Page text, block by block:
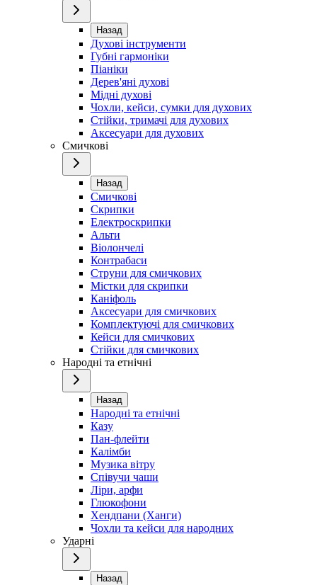
Назад
Духові інструменти
Губні гармоніки
Піаніки
Дерев'яні духові
Мідні духові
Чохли, кейси, сумки для духових
Стійки, тримачі для духових
Аксесуари для духових
Смичкові
Назад
Смичкові
Скрипки
Електроскрипки
Альти
Віолончелі
Контрабаси
Струни для смичкових
Містки для скрипки
Каніфоль
Аксесуари для смичкових
Комплектуючі для смичкових
Кейси для смичкових
Стійки для смичкових
Народні та етнічні
Назад
Народні та етнічні
Казу
Пан-флейти
Калімби
Музика вітру
Співучи чаши
Ліри, арфи
Глюкофони
Хендпани (Ханги)
Чохли та кейси для народних
Ударні
Назад